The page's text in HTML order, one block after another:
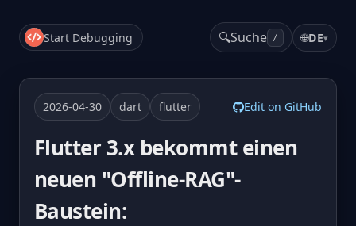
Start Debugging 🔍Suche / 🌐DE▾
2026-04-30 dart flutter Edit on GitHub
Flutter 3.x bekommt einen
neuen "Offline-RAG"-
Baustein: